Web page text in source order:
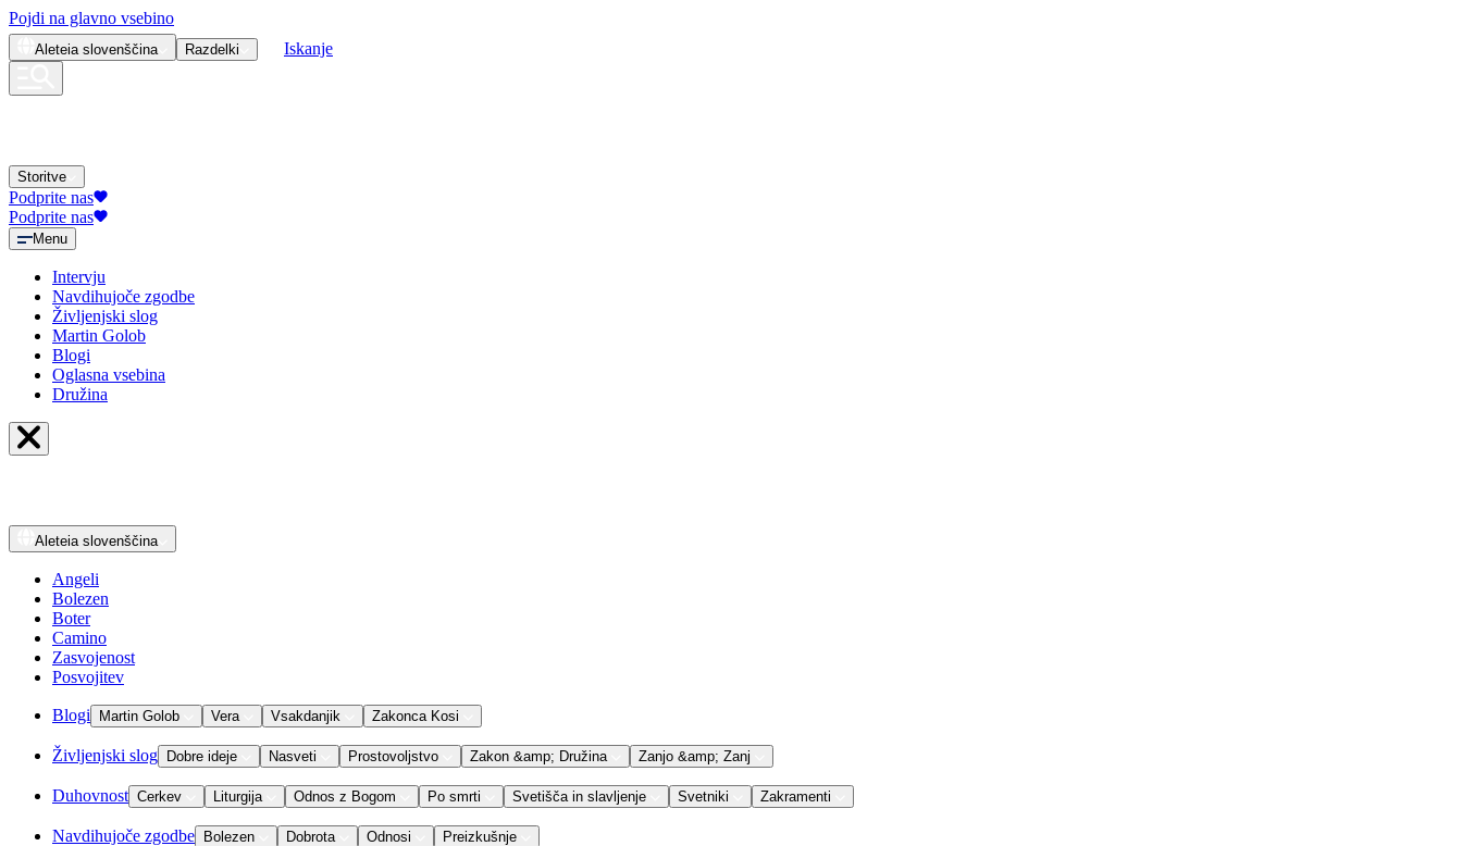
Pojdi na glavno vsebino
Aleteia slovenščina Razdelki Iskanje
Storitve
Podprite nas
Podprite nas
Menu
Intervju
Navdihujoče zgodbe
Življenjski slog
Martin Golob
Blogi
Oglasna vsebina
Družina
Aleteia slovenščina
Angeli
Bolezen
Boter
Camino
Zasvojenost
Posvojitev
Blogi Martin Golob Vera Vsakdanjik Zakonca Kosi
Življenjski slog Dobre ideje Nasveti Prostovoljstvo Zakon &amp; Družina Zanjo &amp; Zanj
Duhovnost Cerkev Liturgija Odnos z Bogom Po smrti Svetišča in slavljenje Svetniki Zakramenti
Navdihujoče zgodbe Bolezen Dobrota Odnosi Preizkušnje